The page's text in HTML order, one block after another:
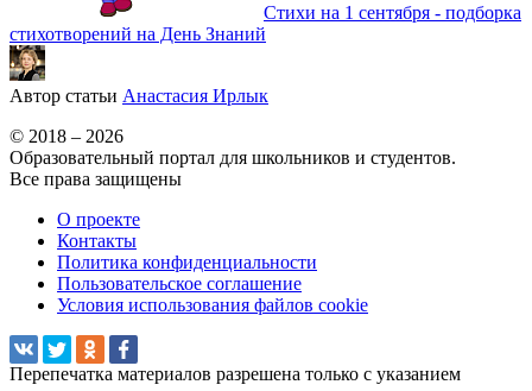
Стихи на 1 сентября - подборка
стихотворений на День Знаний
Автор статьи Анастасия Ирлык
© 2018 – 2026
Образовательный портал для школьников и студентов.
Все права защищены
О проекте
Контакты
Политика конфиденциальности
Пользовательское соглашение
Условия использования файлов cookie
Перепечатка материалов разрешена только с указанием